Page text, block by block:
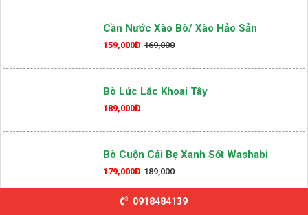
Bò Nướng Tảng
99,000Đ 119,000
Cần Nước Xào Bò/ Xào Hảo Sản
159,000Đ 169,000
Bò Lúc Lắc Khoai Tây
189,000Đ
Bò Cuộn Cải Bẹ Xanh Sốt Washabi
0918484139